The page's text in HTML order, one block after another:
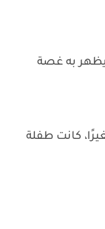
يظهر به غصة
كانت طفلة